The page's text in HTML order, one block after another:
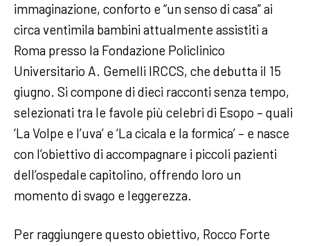
immaginazione, conforto e “un senso di casa” ai
circa ventimila bambini attualmente assistiti a
Roma presso la Fondazione Policlinico
Universitario A. Gemelli IRCCS, che debutta il 15
giugno. Si compone di dieci racconti senza tempo,
selezionati tra le favole più celebri di Esopo – quali
‘La Volpe e l’uva’ e ‘La cicala e la formica’ – e nasce
con l’obiettivo di accompagnare i piccoli pazienti
dell’ospedale capitolino, offrendo loro un
momento di svago e leggerezza.
Per raggiungere questo obiettivo, Rocco Forte